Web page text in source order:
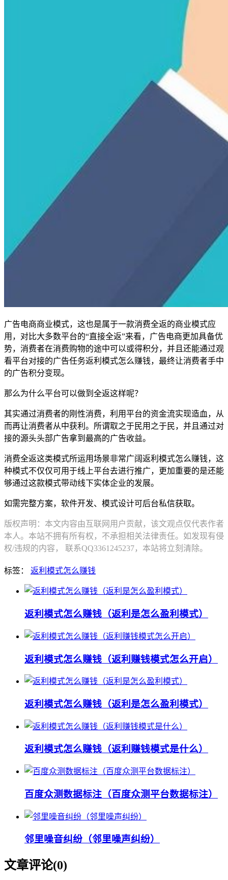
广告电商商业模式，这也是属于一款消费全返的商业模式应
用，对比大多数平台的“直接全返”来看，广告电商更加具备优
势，消费者在消费购物的途中可以或得积分，并且还能通过观
看平台对接的广告任务返利模式怎么赚钱，最终让消费者手中
的广告积分变现。
那么为什么平台可以做到全返这样呢？
其实通过消费者的刚性消费，利用平台的资金流实现造血，从
而再让消费者从中获利。所谓取之于民用之于民，并且通过对
接的源头头部广告拿到最高的广告收益。
消费全返这类模式所运用场景非常广阔返利模式怎么赚钱，这
种模式不仅仅可用于线上平台去进行推广，更加重要的是还能
够通过这款模式带动线下实体企业的发展。
如需完整方案，软件开发、模式设计可后台私信获取。
版权声明：本文内容由互联网用户贡献，该文观点仅代表作者
本人。本站不拥有所有权，不承担相关法律责任。如发现有侵
权/违规的内容， 联系QQ3361245237，本站将立刻清除。
标签： 返利模式怎么赚钱
返利模式怎么赚钱（返利是怎么盈利模式）
返利模式怎么赚钱（返利赚钱模式怎么开启）
返利模式怎么赚钱（返利是怎么盈利模式）
返利模式怎么赚钱（返利赚钱模式是什么）
百度众测数据标注（百度众测平台数据标注）
邻里噪音纠纷（邻里噪声纠纷）
文章评论(0)